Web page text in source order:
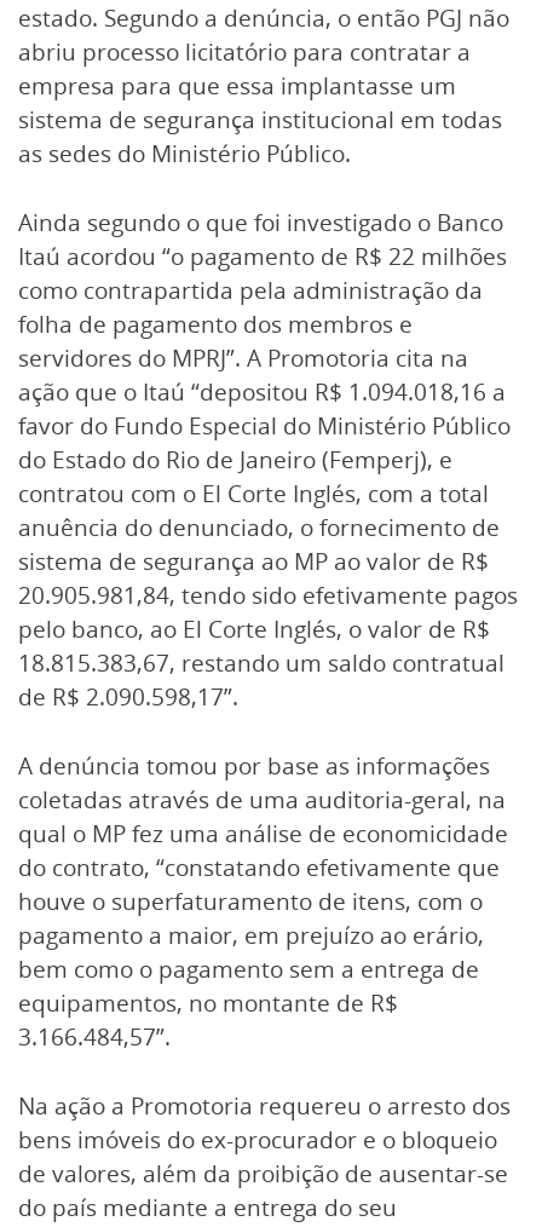
estado. Segundo a denúncia, o então PGJ não
abriu processo licitatório para contratar a
empresa para que essa implantasse um
sistema de segurança institucional em todas
as sedes do Ministério Público.
Ainda segundo o que foi investigado o Banco
Itaú acordou “o pagamento de R$ 22 milhões
como contrapartida pela administração da
folha de pagamento dos membros e
servidores do MPRJ”. A Promotoria cita na
ação que o Itaú “depositou R$ 1.094.018,16 a
favor do Fundo Especial do Ministério Público
do Estado do Rio de Janeiro (Femperj), e
contratou com o El Corte Inglés, com a total
anuência do denunciado, o fornecimento de
sistema de segurança ao MP ao valor de R$
20.905.981,84, tendo sido efetivamente pagos
pelo banco, ao El Corte Inglés, o valor de R$
18.815.383,67, restando um saldo contratual
de R$ 2.090.598,17”.
A denúncia tomou por base as informações
coletadas através de uma auditoria-geral, na
qual o MP fez uma análise de economicidade
do contrato, “constatando efetivamente que
houve o superfaturamento de itens, com o
pagamento a maior, em prejuízo ao erário,
bem como o pagamento sem a entrega de
equipamentos, no montante de R$
3.166.484,57”.
Na ação a Promotoria requereu o arresto dos
bens imóveis do ex-procurador e o bloqueio
de valores, além da proibição de ausentar-se
do país mediante a entrega do seu